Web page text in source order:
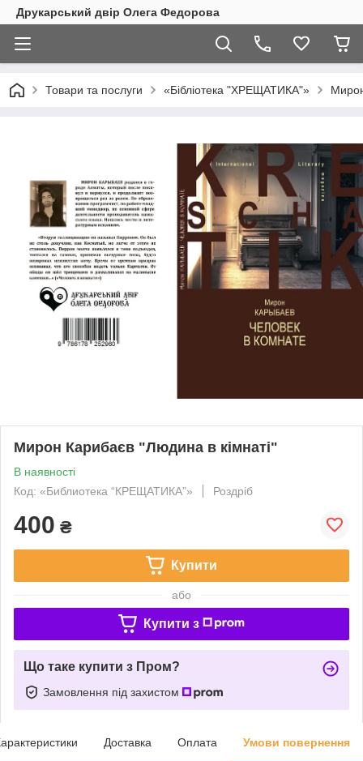
Друкарський двір Олега Федорова
Товари та послуги «Бібліотека "ХРЕЩАТИКА"»
Мирон Карибаєв "Людина в кімнаті"
В наявності
Код: «Библиотека “КРЕЩАТИКА”»
Роздріб
400 ₴
Купити
або
Купити з
Що таке купити з Пром?
Замовлення під захистом
Доставка Оплата Умови повернення